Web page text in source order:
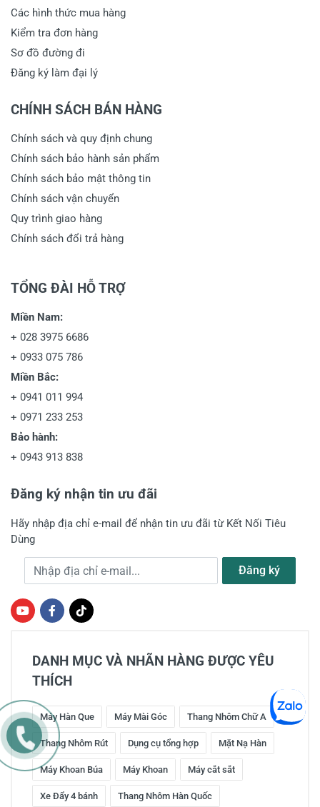
Các hình thức mua hàng
Kiểm tra đơn hàng
Sơ đồ đường đi
Đăng ký làm đại lý
CHÍNH SÁCH BÁN HÀNG
Chính sách và quy định chung
Chính sách bảo hành sản phẩm
Chính sách bảo mật thông tin
Chính sách vận chuyển
Quy trình giao hàng
Chính sách đổi trả hàng
TỔNG ĐÀI HỖ TRỢ
Miền Nam:
+ 028 3975 6686
+ 0933 075 786
Miền Bắc:
+ 0941 011 994
+ 0971 233 253
Bảo hành:
+ 0943 913 838
Đăng ký nhận tin ưu đãi
Hãy nhập địa chỉ e-mail để nhận tin ưu đãi từ Kết Nối Tiêu
Dùng
Địa chỉ e-mail Đăng ký
DANH MỤC VÀ NHÃN HÀNG ĐƯỢC YÊU
THÍCH
Máy Hàn Que Máy Mài Góc Thang Nhôm Chữ A
Thang Nhôm Rút Dụng cụ tổng hợp Mặt Nạ Hàn
Máy Khoan Búa Máy Khoan Máy cắt sắt
Xe Đẩy 4 bánh Thang Nhôm Hàn Quốc